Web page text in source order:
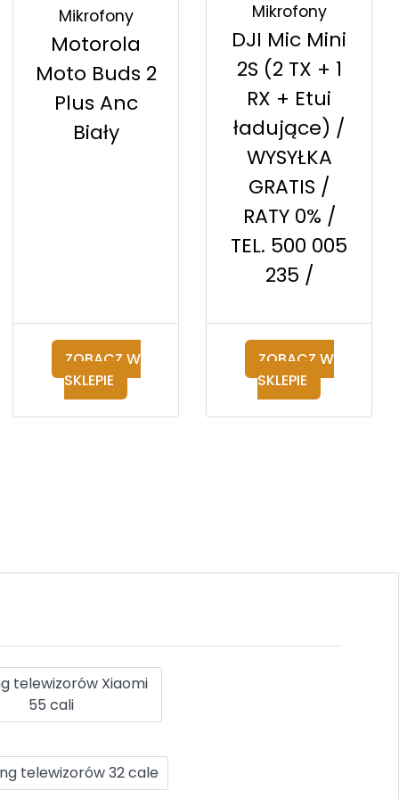
Mikrofony
Motorola
Moto Buds 2
Plus Anc
Biały
ZOBACZ W
SKLEPIE
Mikrofony
DJI Mic Mini
2S (2 TX + 1
RX + Etui
ładujące) /
WYSYŁKA
GRATIS /
RATY 0% /
TEL. 500 005
235 /
ZOBACZ W
SKLEPIE
telewizorów Xiaomi
55 cali
telewizorów 32 cale